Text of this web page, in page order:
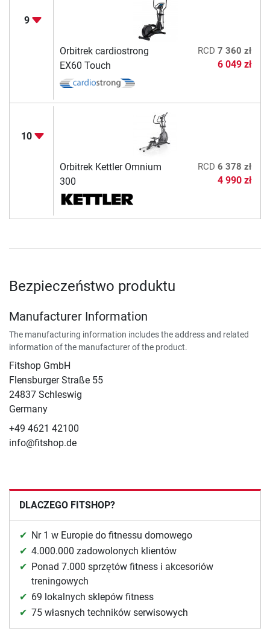
9
Orbitrek cardiostrong
EX60 Touch
RCD 7 360 zł
6 049 zł
10
Orbitrek Kettler Omnium
300
RCD 6 378 zł
4 990 zł
Bezpieczeństwo produktu
Manufacturer Information
The manufacturing information includes the address and related
information of the manufacturer of the product.
Fitshop GmbH
Flensburger Straße 55
24837 Schleswig
Germany
+49 4621 42100
info@fitshop.de
DLACZEGO FITSHOP?
Nr 1 w Europie do fitnessu domowego
4.000.000 zadowolonych klientów
Ponad 7.000 sprzętów fitness i akcesoriów
treningowych
69 lokalnych sklepów fitness
75 własnych techników serwisowych